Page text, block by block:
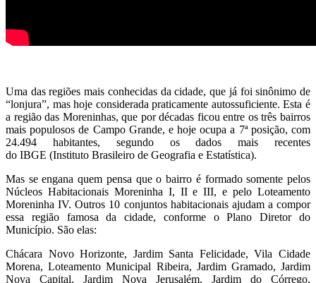
Uma das regiões mais conhecidas da cidade, que já foi sinônimo de
“lonjura”, mas hoje considerada praticamente autossuficiente. Esta é
a região das Moreninhas, que por décadas ficou entre os três bairros
mais populosos de Campo Grande, e hoje ocupa a 7ª posição, com
24.494 habitantes, segundo os dados mais recentes
do IBGE (Instituto Brasileiro de Geografia e Estatística).
Mas se engana quem pensa que o bairro é formado somente pelos
Núcleos Habitacionais Moreninha I, II e III, e pelo Loteamento
Moreninha IV. Outros 10 conjuntos habitacionais ajudam a compor
essa região famosa da cidade, conforme o Plano Diretor do
Município. São elas:
Chácara Novo Horizonte, Jardim Santa Felicidade, Vila Cidade
Morena, Loteamento Municipal Ribeira, Jardim Gramado, Jardim
Nova Capital, Jardim Nova Jerusalém, Jardim do Córrego,